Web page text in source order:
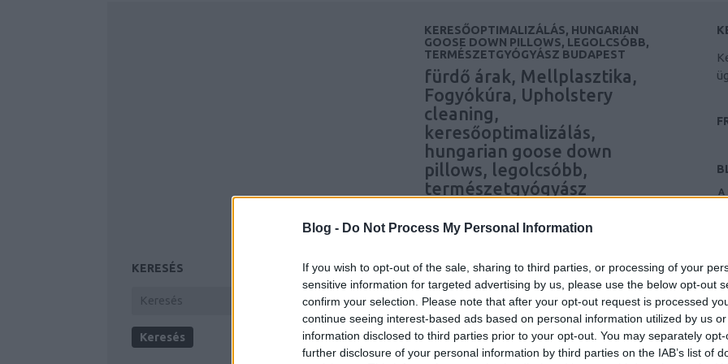
Blog - Do Not Process My Personal Information
If you wish to opt-out of the sale, sharing to third parties, or processing of your
sensitive information for targeted advertising by us, please use the below opt-out
confirm your selection. Please note that after your opt-out request is processed
continue seeing interest-based ads based on personal information utilized by us
information disclosed to third parties prior to your opt-out. You may separately
further disclosure of your personal information by third parties on the IAB’s list of
KERESÉS
KERESŐOPTIMALIZÁLÁS, HUNGARIAN
GOOSE DOWN PILLOWS, LEGOLCSÓBB,
TERMÉSZETGYÓGYÁSZ BUDAPEST
fürdő árak, Mellplasztika,
Fogyókúra, Upholstery
cleaning,
keresőoptimalizálás,
hungarian goose down
pillows, legolcsóbb,
természetgyógyász
keresőmarketing ügynökség
Upholstery cleaning in Cork
keresooptimalizalas budapest hamvay
langkeresooptimalizalasaraklegolcsobb
természetgyógyász Budapest fürdő árak,
Mellplasztika, Fogyókúra, Upholstery cleaning,
A